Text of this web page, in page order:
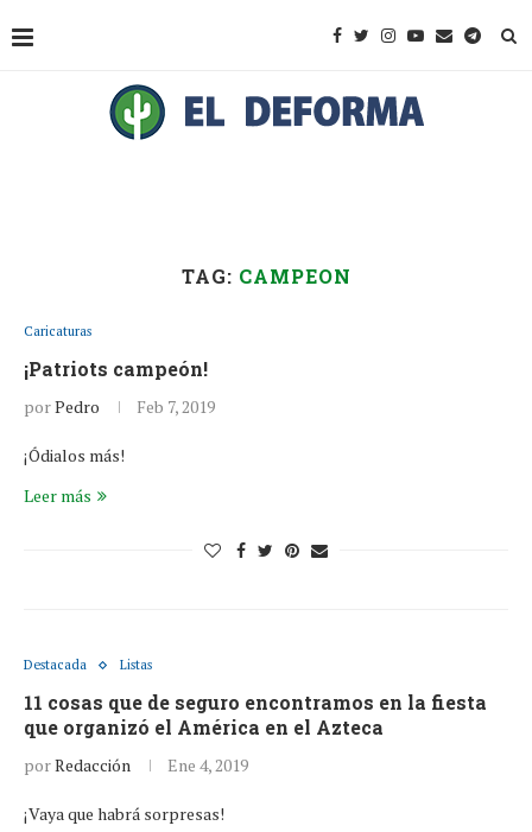
TAG: CAMPEON
Caricaturas
¡Patriots campeón!
porPedro Feb 7, 2019
¡Ódialos más!
Leer más
Destacada Listas
11 cosas que de seguro encontramos en la fiesta
que organizó el América en el Azteca
porRedacción Ene 4, 2019
¡Vaya que habrá sorpresas!